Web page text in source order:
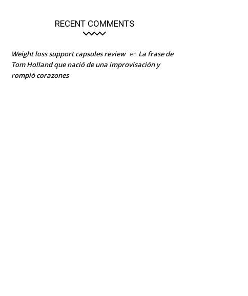
RECENT COMMENTS
Weight loss support capsules review en La frase de
Tom Holland que nació de una improvisación y
rompió corazones